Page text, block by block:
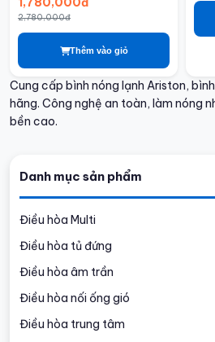
Danh mục sản phẩm
Điều hòa Multi
Điều hòa tủ đứng
Điều hòa âm trần
Điều hòa nối ống gió
Điều hòa trung tâm
2,780,000đ
Thêm vào giỏ
Cung cấp bình nóng lạnh Ariston,
hãng. Công nghệ an toàn, làm nóng
bền cao.